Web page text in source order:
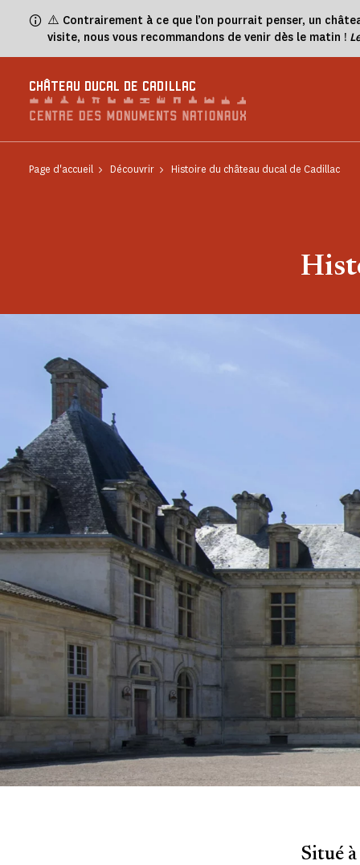
⚠️ Contrairement à ce que l’on pourrait penser, un
visite, nous vous recommandons de venir dès le matin !
CHÂTEAU DUCAL DE CADILLAC
Page d'accueil Découvrir Histoire du château ducal de Cadillac
Situé